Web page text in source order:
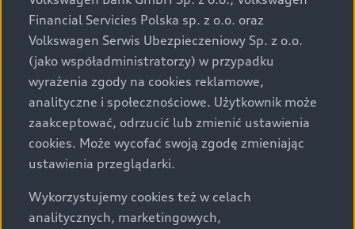
za dopłatą. Wiążące ustalenie ceny, wyposażenia i
specyfikacji pojazdu następują w umowie sprzedaży, a
określenie parametrów technicznych zawiera
świadectwo homologacji typu pojazdu. Zastrzegamy
sobie prawo do zmian i pomyłek. Wszelkie informacje
prezentowane na stronie są aktualne na dzień ich
zamieszczania. W celu uzyskania najnowszych
informacji prosimy kontaktować się z Partnerem Marki
Audi.
Wszystkie produkowane obecnie samochody marki Audi
są wykonywane z materiałów spełniających pod
Financial Servicies Polska sp. z o.o. oraz
Volkswagen Serwis Ubezpieczeniowy Sp. z o.o.
(jako współadministratorzy) w przypadku
wyrażenia zgody na cookies reklamowe,
analityczne i społecznościowe. Użytkownik może
zaakceptować, odrzucić lub zmienić ustawienia
cookies. Może wycofać swoją zgodę zmieniając
ustawienia przeglądarki.
Wykorzystujemy cookies też w celach
analitycznych, marketingowych,